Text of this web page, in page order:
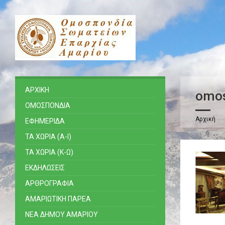
Αρχική
ΑΡΧΙΚΗ
ΟΜΟΣΠΟΝΔΙΑ
ΕΦΗΜΕΡΙΔΑ
ΤΑ ΧΩΡΙΑ (Α-Ι)
ΤΑ ΧΩΡΙΑ (Κ-Ω)
ΕΚΔΗΛΩΣΕΙΣ
ΑΡΘΡΟΓΡΑΦΙΑ
ΑΜΑΡΙΩΤΙΚΗ ΠΑΡΕΑ
ΝΕΑ ΔΗΜΟΥ ΑΜΑΡΙΟΥ